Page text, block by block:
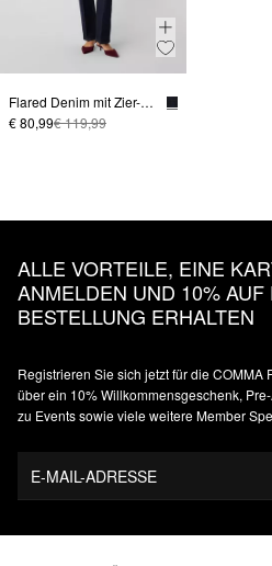
Flared Denim mit Zier-Detail
€ 80,99€ 119,99
ALLE VORTEILE, EINE
ANMELDEN UND 10% AUF
BESTELLUNG ERHALTEN
Registrieren Sie sich jetzt für die COMMA
über ein 10% Willkommensgeschenk,
zu Events sowie viele weitere Member
E-MAIL-ADRESSE